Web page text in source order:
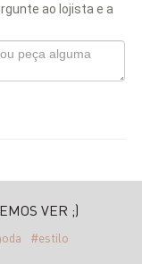
ao lojista e a
VER ;)
#estilo